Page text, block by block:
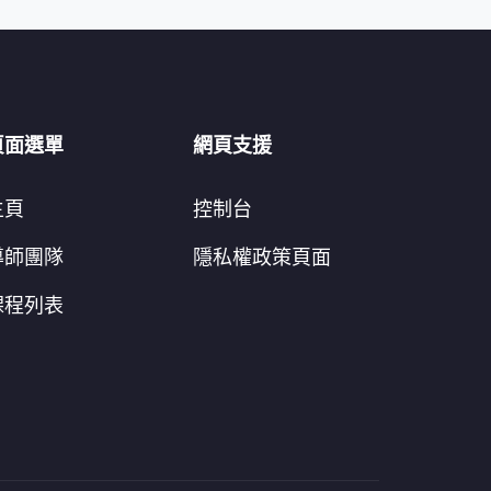
面選單
師團隊
程列表
網頁支援
控制台
隱私權政策頁面